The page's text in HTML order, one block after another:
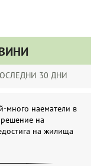
30 ДНИ
много наематели в
на
на жилища